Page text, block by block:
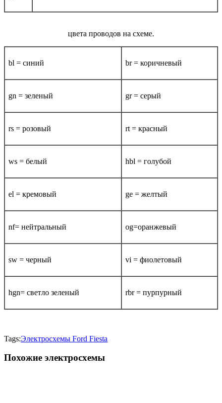
цвета проводов на схеме.
bl = синий br = коричневый
gn = зеленый gr = серый
rs = розовый rt = красный
ws = белый hbl = голубой
el = кремовый ge = желтый
nf= нейтральный og=оранжевый
sw = черный vi = фиолетовый
hgn= светло зеленый rbr = пурпурный
Tags:Электросхемы Ford Fiesta
Похожие электросхемы